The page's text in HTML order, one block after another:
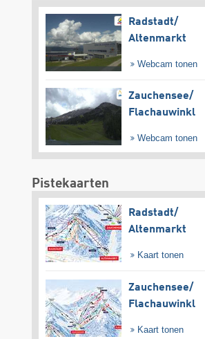
Radstadt/​
Altenmarkt
Webcam tonen
Zauchensee/​
Flachauwinkl
Webcam tonen
Pistekaarten
Radstadt/​
Altenmarkt
Kaart tonen
Zauchensee/​
Flachauwinkl
Kaart tonen